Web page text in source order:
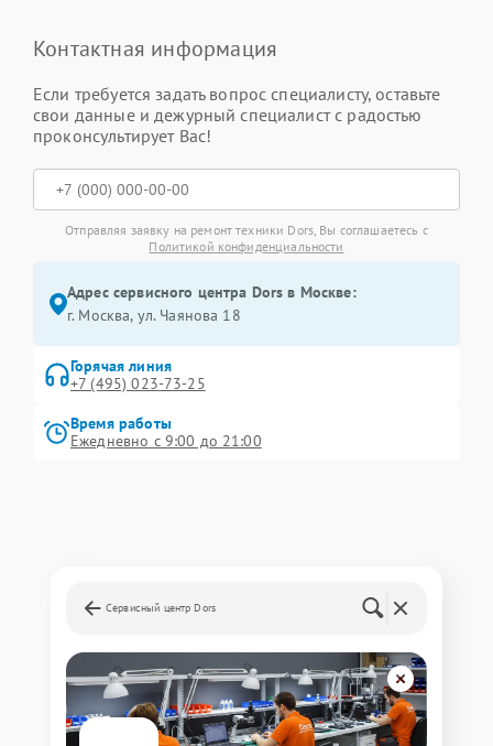
Контактная информация
Если требуется задать вопрос специалисту, оставьте
свои данные и дежурный специалист с радостью
проконсультирует Вас!
Отправляя заявку на ремонт техники Dors, Вы соглашаетесь с
Политикой конфиденциальности
Адрес сервисного центра Dors в Москве:
г. Москва, ул. Чаянова 18
Горячая линия
+7 (495) 023-73-25
Время работы
Ежедневно с 9:00 до 21:00
Сервисный центр Dors